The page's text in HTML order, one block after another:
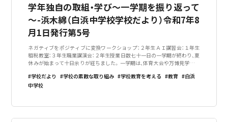
学年独自の取組・学び～一学期を振り返って
～-浜木綿（白浜中学校学校だより）令和7年8
月1日発行第5号
ネガティブをポジティブに変換ワークショップ：２年生ＡＩ講習会：１年生
租税教室：３年生職業講演会：２年生授業日数七十一日の一学期が終わり、夏
休みが始まって十日余りが経ちました。一学期は、体育大会や万博見学など
成長できたように思います。
学校だより 学校の素敵な取り組み 学校教育を考える 教育
白浜
中学校